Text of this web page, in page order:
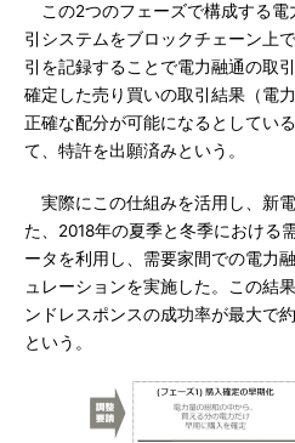
この2つのフェーズで構成する電
引システムをブロックチェーン上
引を記録することで電力融通の取
確定した売り買いの取引結果（電
正確な配分が可能になるとしてい
て、特許を出願済みという。
実際にこの仕組みを活用し、新
た、2018年の夏季と冬季における
ータを利用し、需要家間での電力
ュレーションを実施した。この結
ンドレスポンスの成功率が最大で
という。